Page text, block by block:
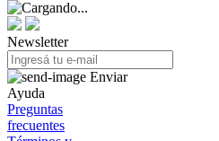
Newsletter
Enviar
Ayuda
Preguntas
frecuentes